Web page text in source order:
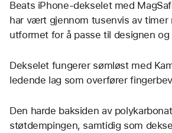
Beats iPhone-dekselet med
har vært gjennom tusenvis av
utformet for å passe til designen
Dekselet fungerer sømløst med
ledende lag som overfører
Den harde baksiden av
støtdempingen, samtidig som